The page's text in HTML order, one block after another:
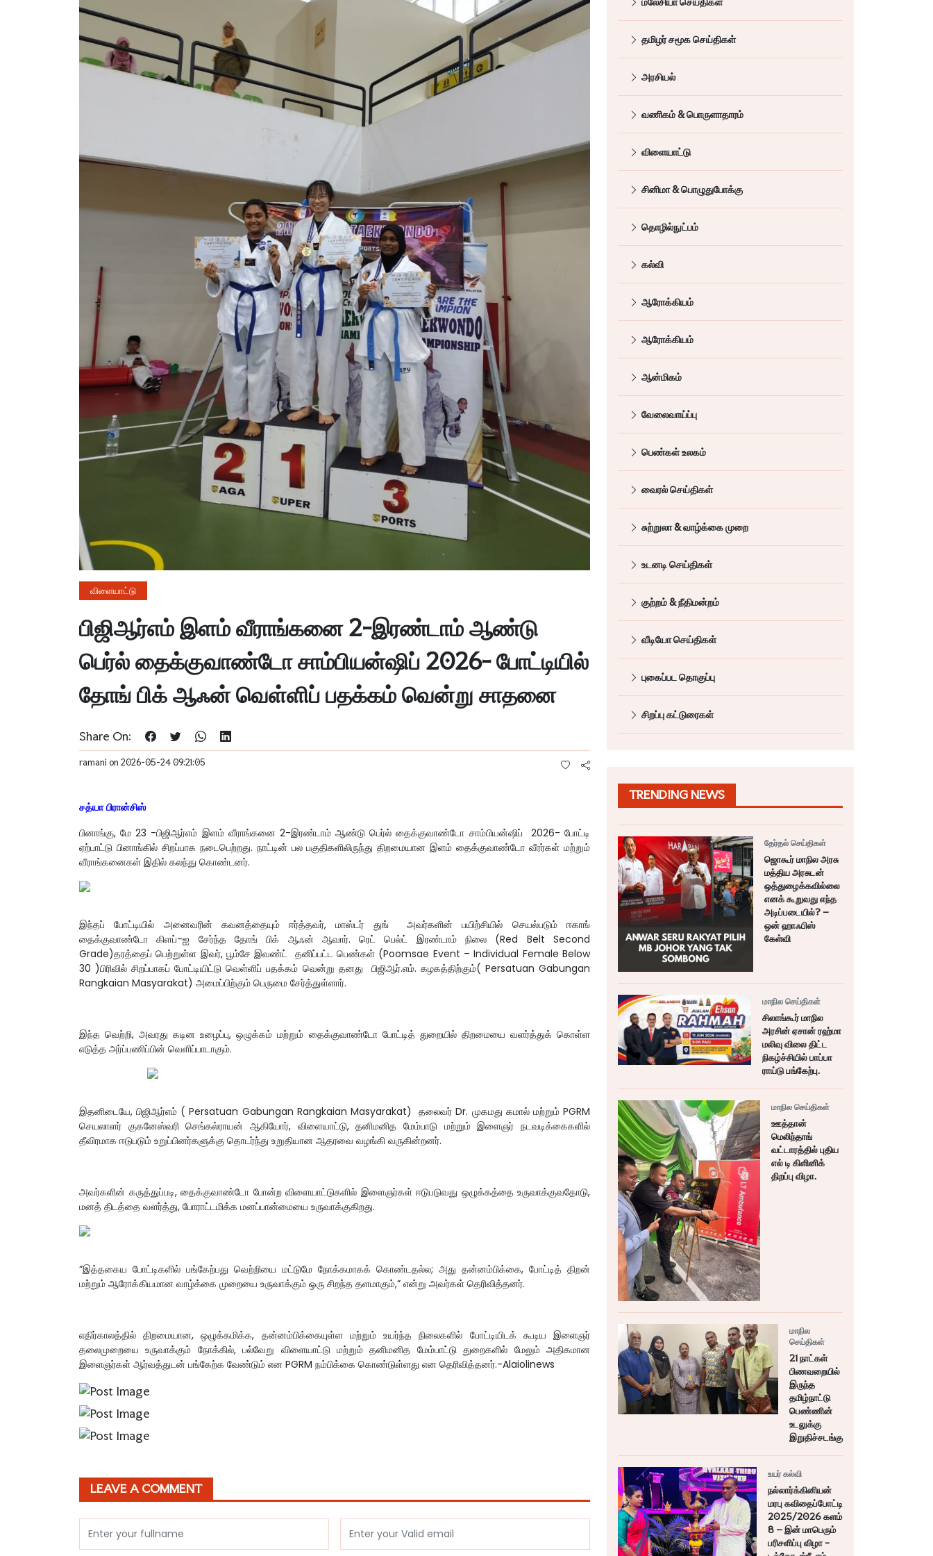
விளையாட்டு
பிஜிஆர்எம் இளம் வீராங்கனை 2-இரண்டாம் ஆண்டு
பெர்ல் தைக்குவாண்டோ சாம்பியன்ஷிப் 2026- போட்டியில்
தோங் பிக் ஆஃன் வெள்ளிப் பதக்கம் வென்று சாதனை
Share On:
ramani on 2026-05-24 09:21:05
சத்யா பிரான்சிஸ்
பினாங்கு, மே 23 -பிஜிஆர்எம் இளம் வீராங்கனை 2-இரண்டாம் ஆண்டு பெர்ல் தைக்குவாண்டோ சாம்பியன்ஷிப் 2026- போட்டி
ஏற்பாட்டு பினாங்கில் சிறப்பாக நடைபெற்றது. நாட்டின் பல பகுதிகளிலிருந்து திறமையான இளம் தைக்குவாண்டோ வீரர்கள் மற்றும்
வீராங்கனைகள் இதில் கலந்து கொண்டனர்.
இந்தப் போட்டியில் அனைவரின் கவனத்தையும் ஈர்த்தவர், மாஸ்டர் துங் அவர்களின் பயிற்சியில் செயல்படும் ஈகாங்
தைக்குவாண்டோ கிளப்-ஐ சேர்ந்த தோங் பிக் ஆஃன் ஆவார். ரெட் பெல்ட் இரண்டாம் நிலை (Red Belt Second
Grade)தரத்தைப் பெற்றுள்ள இவர், பூம்சே இவண்ட் தனிப்பட்ட பெண்கள் (Poomsae Event – Individual Female Below
30 )பிரிவில் சிறப்பாகப் போட்டியிட்டு வெள்ளிப் பதக்கம் வென்று தனது பிஜிஆர்.எம். கழகத்திற்கும்( Persatuan Gabungan
Rangkaian Masyarakat) அமைப்பிற்கும் பெருமை சேர்த்துள்ளார்.
இந்த வெற்றி, அவரது கடின உழைப்பு, ஒழுக்கம் மற்றும் தைக்குவாண்டோ போட்டித் துறையில் திறமையை வளர்த்துக் கொள்ள
எடுத்த அர்ப்பணிப்பின் வெளிப்பாடாகும்.
இதனிடையே, பிஜிஆர்எம் ( Persatuan Gabungan Rangkaian Masyarakat) தலைவர் Dr. முகமது கமால் மற்றும் PGRM
செயலாளர் குகனேஸ்வரி செங்கல்ராயன் ஆகியோர், விளையாட்டு, தனிமனித மேம்பாடு மற்றும் இளைஞர் நடவடிக்கைகளில்
தீவிரமாக ஈடுபடும் உறுப்பினர்களுக்கு தொடர்ந்து உறுதியான ஆதரவை வழங்கி வருகின்றனர்.
அவர்களின் கருத்துப்படி, தைக்குவாண்டோ போன்ற விளையாட்டுகளில் இளைஞர்கள் ஈடுபடுவது ஒழுக்கத்தை உருவாக்குவதோடு,
மனத் திடத்தை வளர்த்து, போராட்டமிக்க மனப்பான்மையை உருவாக்குகிறது.
“இத்தகைய போட்டிகளில் பங்கேற்பது வெற்றியை மட்டுமே நோக்கமாகக் கொண்டதல்ல; அது தன்னம்பிக்கை, போட்டித் திறன்
மற்றும் ஆரோக்கியமான வாழ்க்கை முறையை உருவாக்கும் ஒரு சிறந்த தளமாகும்,” என்று அவர்கள் தெரிவித்தனர்.
எதிர்காலத்தில் திறமையான, ஒழுக்கமிக்க, தன்னம்பிக்கையுள்ள மற்றும் உயர்ந்த நிலைகளில் போட்டியிடக் கூடிய இளைஞர்
தலைமுறையை உருவாக்கும் நோக்கில், பல்வேறு விளையாட்டு மற்றும் தனிமனித மேம்பாட்டு துறைகளில் மேலும் அதிகமான
இளைஞர்கள் ஆர்வத்துடன் பங்கேற்க வேண்டும் என PGRM நம்பிக்கை கொண்டுள்ளது என தெரிவித்தனர்.-Alaiolinews
LEAVE A COMMENT
தமிழர் சமூக செய்திகள்
அரசியல்
வணிகம் & பொருளாதாரம்
விளையாட்டு
சினிமா & பொழுதுபோக்கு
தொழில்நுட்பம்
கல்வி
ஆரோக்கியம்
ஆரோக்கியம்
ஆன்மிகம்
வேலைவாய்ப்பு
பெண்கள் உலகம்
வைரல் செய்திகள்
சுற்றுலா & வாழ்க்கை முறை
உடனடி செய்திகள்
குற்றம் & நீதிமன்றம்
வீடியோ செய்திகள்
புகைப்பட தொகுப்பு
சிறப்பு கட்டுரைகள்
TRENDING NEWS
தேர்தல் செய்திகள்
ஜொகூர் மாநில அரசு
மத்திய அரசுடன்
ஒத்துழைக்கவில்லை
எனக் கூறுவது எந்த
அடிப்படையில்? –
ஒன் ஹாஃபிஸ்
கேள்வி
மாநில செய்திகள்
சிலாங்கூர் மாநில
அரசின் ஏசான் ரஹ்மா
மலிவு விலை திட்ட
நிகழ்ச்சியில் பாப்பா
ராய்டு பங்கேற்பு.
மாநில செய்திகள்
ஊத்தான்
மெலிந்தாங்
வட்டாரத்தில் புதிய
எல் டி கிளினிக்
திறப்பு விழா.
மாநில
செய்திகள்
21 நாட்கள்
பிணவறையில்
இருந்த
தமிழ்நாட்டு
பெண்ணின்
உடலுக்கு
இறுதிச்சடங்கு
உயர் கல்வி
நல்லார்க்கினியன்
மரபு கவிதைப்போட்டி
2025/2026 களம்
8 – இன் மாபெரும்
பரிசளிப்பு விழா -